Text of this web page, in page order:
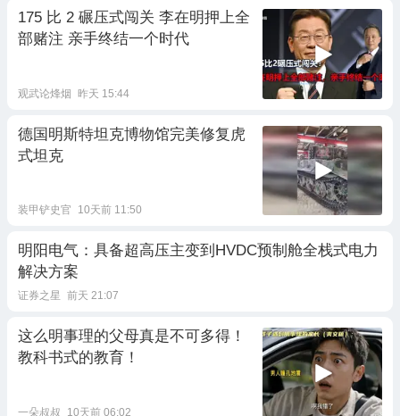
175 比 2 碾压式闯关 李在明押上全
部赌注 亲手终结一个时代
观武论烽烟 昨天 15:44
德国明斯特坦克博物馆完美修复虎
式坦克
装甲铲史官 10天前 11:50
明阳电气：具备超高压主变到HVDC预制舱全栈式电力
解决方案
证券之星 前天 21:07
这么明事理的父母真是不可多得！
教科书式的教育！
一朵叔叔 10天前 06:02